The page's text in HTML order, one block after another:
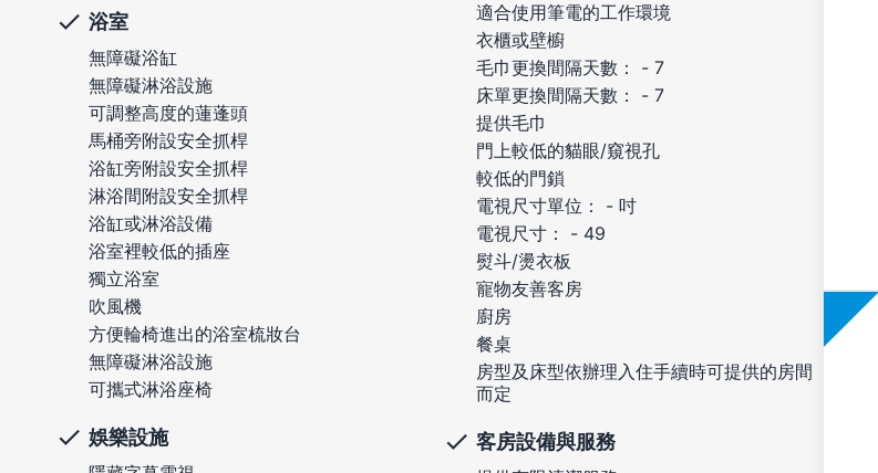
浴室
無障礙浴缸
無障礙淋浴設施
可調整高度的蓮蓬頭
馬桶旁附設安全抓桿
浴缸旁附設安全抓桿
淋浴間附設安全抓桿
浴缸或淋浴設備
浴室裡較低的插座
獨立浴室
吹風機
方便輪椅進出的浴室梳妝台
無障礙淋浴設施
可攜式淋浴座椅
娛樂設施
適合使用筆電的工作環境
衣櫃或壁櫥
毛巾更換間隔天數： - 7
床單更換間隔天數： - 7
提供毛巾
門上較低的貓眼/窺視孔
較低的門鎖
電視尺寸單位： - 吋
電視尺寸： - 49
熨斗/燙衣板
寵物友善客房
廚房
餐桌
房型及床型依辦理入住手續時可提供的房間
而定
客房設備與服務